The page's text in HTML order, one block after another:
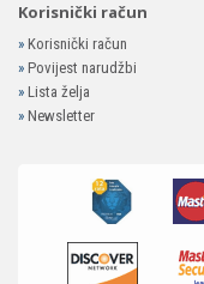
Korisnički račun
» Korisnički račun
» Povijest narudžbi
» Lista želja
» Newsletter